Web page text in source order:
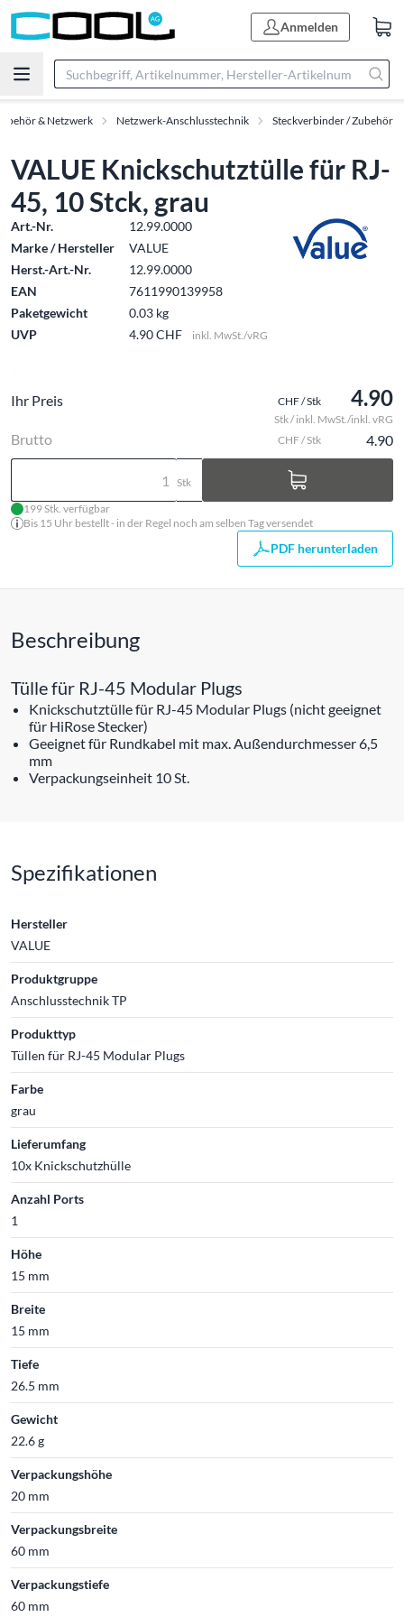
Anmelden
& Netzwerk Netzwerk-Anschlusstechnik Steckverbinder / Zubehör
VALUE Knickschutztülle für RJ-
45, 10 Stck, grau
Art.-Nr.
12.99.0000
Marke / Hersteller
VALUE
Herst.-Art.-Nr.
12.99.0000
EAN
7611990139958
Paketgewicht
0.03 kg
UVP
4.90 CHF inkl. MwSt./vRG
Ihr Preis CHF / Stk 4.90
Stk / inkl. MwSt./inkl. vRG
Brutto CHF / Stk 4.90
Stk
199 Stk. verfügbar
Bis 15 Uhr bestellt - in der Regel noch am selben Tag versendet
PDF herunterladen
Beschreibung
Tülle für RJ-45 Modular Plugs
Knickschutztülle für RJ-45 Modular Plugs (nicht geeignet
für HiRose Stecker)
Geeignet für Rundkabel mit max. Außendurchmesser 6,5
mm
Verpackungseinheit 10 St.
Spezifikationen
Hersteller
VALUE
Produktgruppe
Anschlusstechnik TP
Produkttyp
Tüllen für RJ-45 Modular Plugs
Farbe
grau
Lieferumfang
10x Knickschutzhülle
Anzahl Ports
1
Höhe
15 mm
Breite
15 mm
Tiefe
26.5 mm
Gewicht
22.6 g
Verpackungshöhe
20 mm
Verpackungsbreite
60 mm
Verpackungstiefe
60 mm